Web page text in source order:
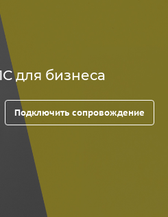
для бизнеса
Подключить сопровождение